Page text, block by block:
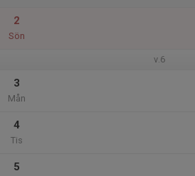
2
Sön
v.6
3
Mån
4
Tis
5